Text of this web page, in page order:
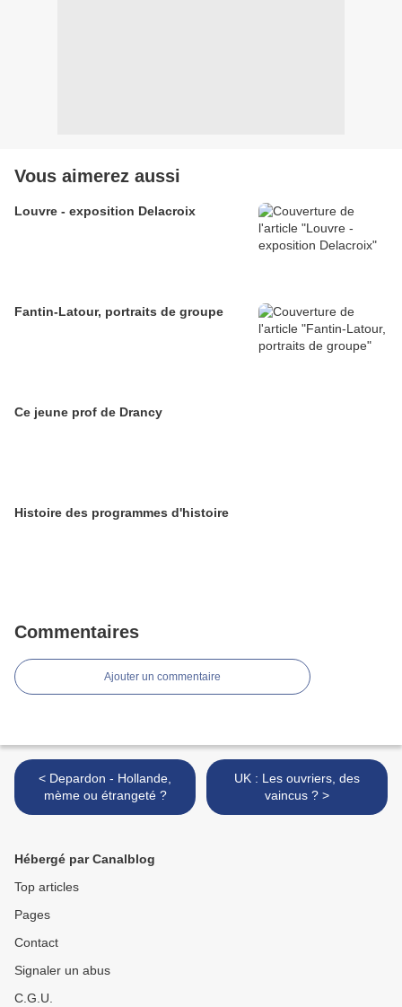
Vous aimerez aussi
Louvre - exposition Delacroix
Fantin-Latour, portraits de groupe
Ce jeune prof de Drancy
Histoire des programmes d'histoire
Commentaires
Ajouter un commentaire
< Depardon - Hollande,
mème ou étrangeté ?
UK : Les ouvriers, des
vaincus ? >
Hébergé par Canalblog
Top articles
Pages
Contact
Signaler un abus
C.G.U.